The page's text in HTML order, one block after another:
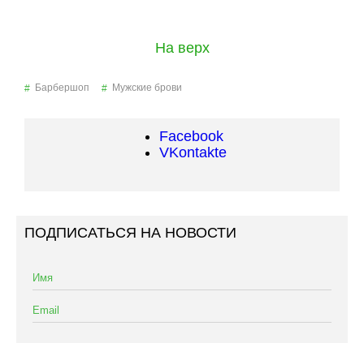
На верх
Барбершоп Мужские брови
Facebook
VKontakte
ПОДПИСАТЬСЯ НА НОВОСТИ